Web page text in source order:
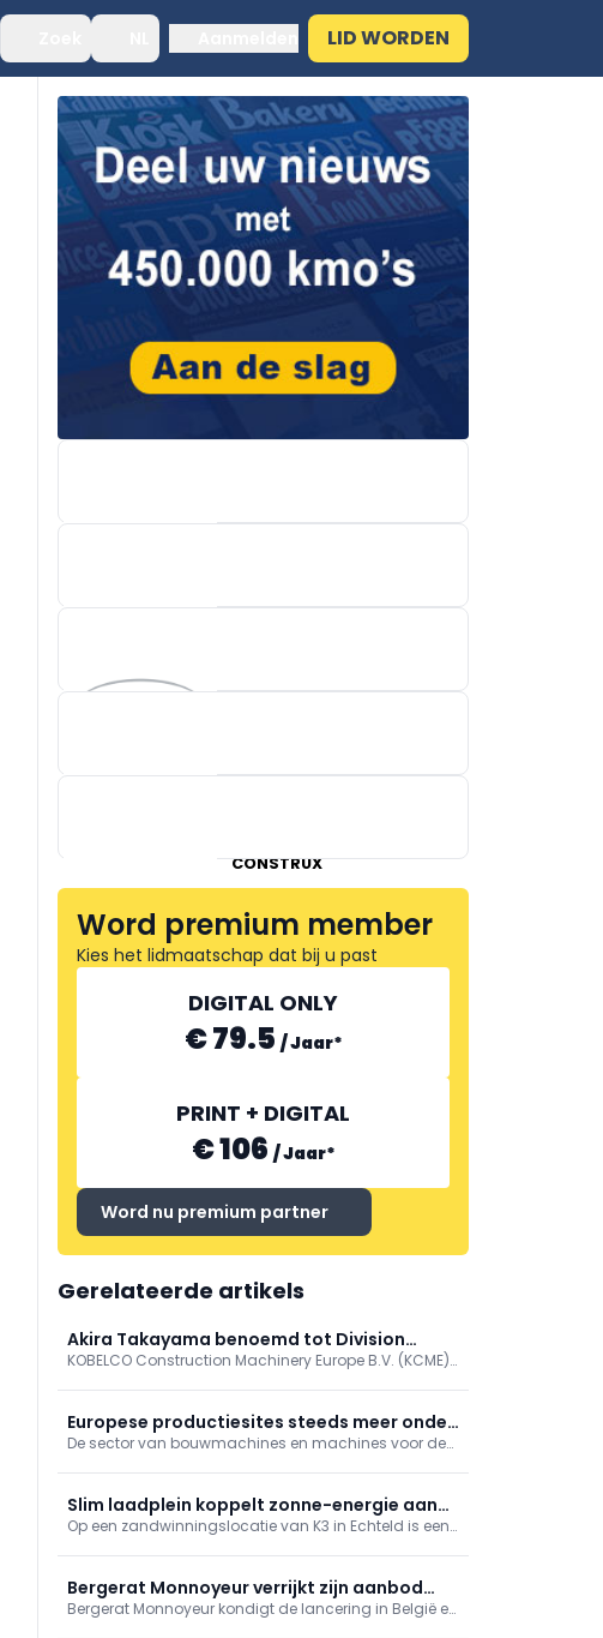
LID WORDEN
CONSTRUX
VAN HAUT
Word premium member
Kies het lidmaatschap dat bij u past
DIGITAL ONLY
€ 79.5 /Jaar*
PRINT + DIGITAL
€ 106 /Jaar*
Word nu premium partner
Gerelateerde artikels
Akira Takayama benoemd tot Division
Director Cranes Division Kobelco
KOBELCO Construction Machinery Europe B.V. (KCME)
Division.
Europese productiesites steeds meer onder
druk
De sector van bouwmachines en machines voor de
langer conjuncturele schommelingen, maar
structurele problemen wegen op de vooruitzichten.
Slim laadplein koppelt zonne-energie aan
emissieloos bouwen
Op een zandwinningslocatie van K3 in Echteld is een
elektrisch bouwmaterieel.
Bergerat Monnoyeur verrijkt zijn aanbod
met Faresin-verreikers
Bergerat Monnoyeur kondigt de lancering in België en